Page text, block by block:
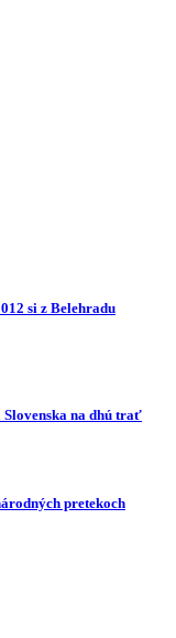
si z Belehradu
na dhú trať
pretekoch